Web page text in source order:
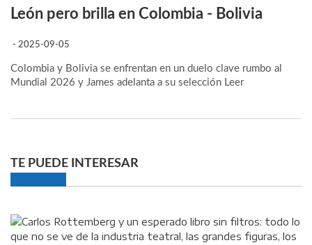
León pero brilla en Colombia - Bolivia
- 2025-09-05
Colombia y Bolivia se enfrentan en un duelo clave rumbo al
Mundial 2026 y James adelanta a su selección Leer
TE PUEDE INTERESAR